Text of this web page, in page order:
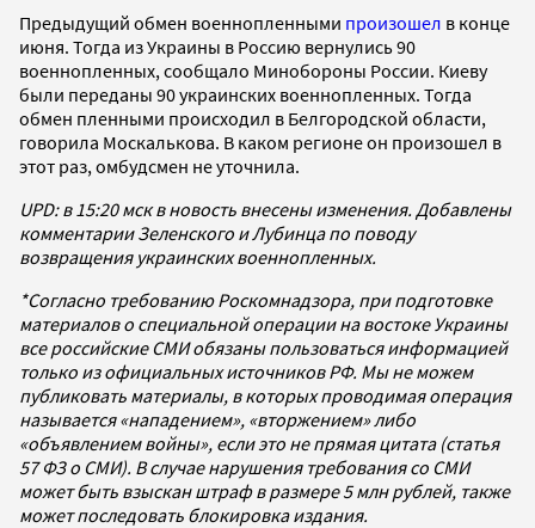
Предыдущий обмен военнопленными произошел в конце
июня. Тогда из Украины в Россию вернулись 90
военнопленных, сообщало Минобороны России. Киеву
были переданы 90 украинских военнопленных. Тогда
обмен пленными происходил в Белгородской области,
говорила Москалькова. В каком регионе он произошел в
этот раз, омбудсмен не уточнила.
UPD: в 15:20 мск в новость внесены изменения. Добавлены
комментарии Зеленского и Лубинца по поводу
возвращения украинских военнопленных.
*Согласно требованию Роскомнадзора, при подготовке
материалов о специальной операции на востоке Украины
все российские СМИ обязаны пользоваться информацией
только из официальных источников РФ. Мы не можем
публиковать материалы, в которых проводимая операция
называется «нападением», «вторжением» либо
«объявлением войны», если это не прямая цитата (статья
57 ФЗ о СМИ). В случае нарушения требования со СМИ
может быть взыскан штраф в размере 5 млн рублей, также
может последовать блокировка издания.